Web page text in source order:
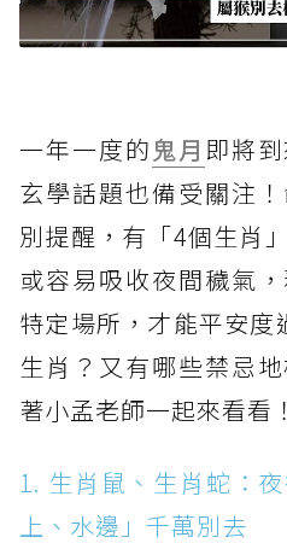
一年一度的 鬼月 即將
玄學話題也備受關注
別提醒，有「4個生肖
或容易吸收夜間穢氣
特定場所，才能平安
生肖？又有哪些禁忌
著小孟老師一起來看看！
1. 生肖鼠、生肖蛇：
上、水邊」千萬別去